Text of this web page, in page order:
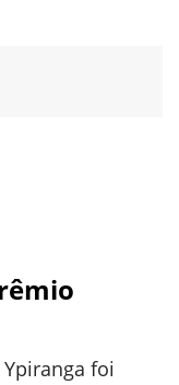
Ypiranga foi